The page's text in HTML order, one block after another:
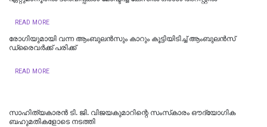
READ MORE
രോഗിയുമായി വന്ന ആംബുലൻസും കാറും കൂട്ടിയിടിച്ച് ആംബുലൻസ്
ഡ്രൈവർക്ക് പരിക്ക്
READ MORE
സാഹിത്യകാരൻ ടി. ജി. വിജയകുമാറിന്റെ സംസ്‌കാരം ഔദ്യോഗിക
ബഹുമതികളോടെ നടത്തി